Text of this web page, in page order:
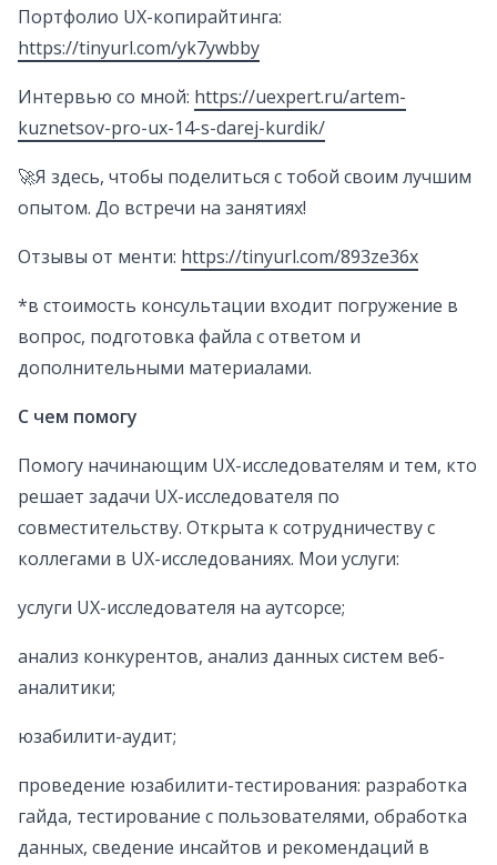
Портфолио UX-копирайтинга:
https://tinyurl.com/yk7ywbby
Интервью со мной: https://uexpert.ru/artem-
kuznetsov-pro-ux-14-s-darej-kurdik/
🚀Я здесь, чтобы поделиться с тобой своим лучшим
опытом. До встречи на занятиях!
Отзывы от менти: https://tinyurl.com/893ze36x
*в стоимость консультации входит погружение в
вопрос, подготовка файла с ответом и
дополнительными материалами.
С чем помогу
Помогу начинающим UX-исследователям и тем, кто
решает задачи UX-исследователя по
совместительству. Открыта к сотрудничеству с
коллегами в UX-исследованиях. Мои услуги:
услуги UX-исследователя на аутсорсе;
анализ конкурентов, анализ данных систем веб-
аналитики;
юзабилити-аудит;
проведение юзабилити-тестирования: разработка
гайда, тестирование с пользователями, обработка
данных, сведение инсайтов и рекомендаций в